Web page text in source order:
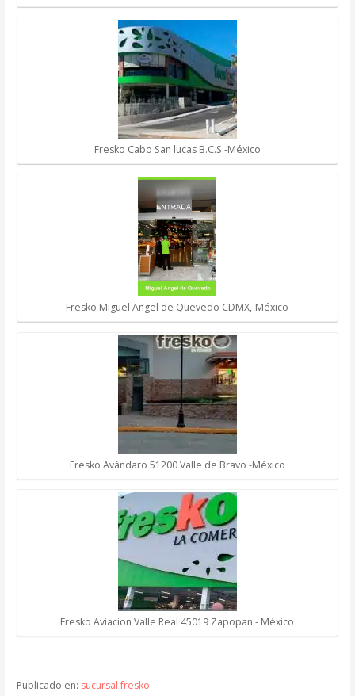
Fresko Cabo San lucas B.C.S -México
Fresko Miguel Angel de Quevedo CDMX,-México
Fresko Avándaro 51200 Valle de Bravo -México
Fresko Aviacion Valle Real 45019 Zapopan - México
Publicado en: sucursal fresko